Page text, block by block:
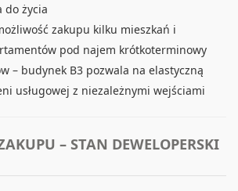
do życia
zakupu kilku mieszkań i
pod najem krótkoterminowy
– budynek B3 pozwala na elastyczną
usługowej z niezależnymi wejściami
– STAN DEWELOPERSKI